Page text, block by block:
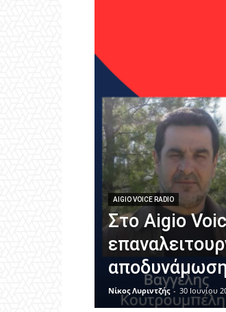
AIGIO VOICE RADIO
Στο Aigio
Νίκος Λυριντζής - 30 Ιουνίου